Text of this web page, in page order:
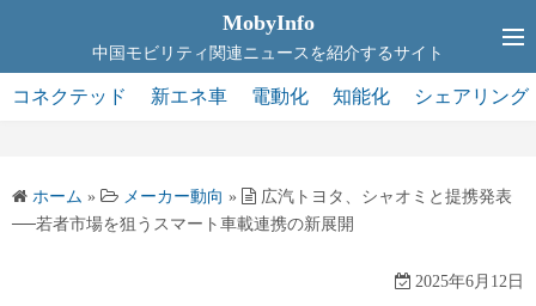
テ
ン
ス
キ
MobyInfo
中国モビリティ関連ニュースを紹介するサイト
コネクテッド 新エネ車 電動化 知能化 シェアリング
ホーム » メーカー動向 »
広汽トヨタ、シャオミと提携発表
──若者市場を狙うスマート車載連携の新展開
2025年6月12日